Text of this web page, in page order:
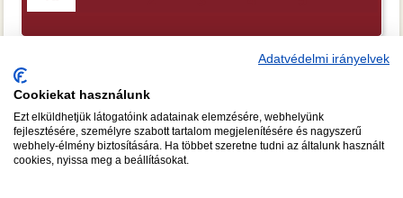
CSAPATÉPÍTŐ FŐZÉS
A FŐZŐISKOLA TANÁRAI
RÓLUNK
KÉPGALÉRIA GY.I.K.
Adatvédelmi irányelvek
Cookiekat használunk
Ezt elküldhetjük látogatóink adatainak elemzésére, webhelyünk
fejlesztésére, személyre szabott tartalom megjelenítésére és nagyszerű
webhely-élmény biztosítására. Ha többet szeretne tudni az általunk használt
cookies, nyissa meg a beállításokat.